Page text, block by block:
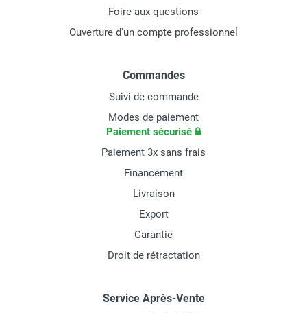
Foire aux questions
Ouverture d'un compte professionnel
Commandes
Suivi de commande
Modes de paiement
Paiement sécurisé
Paiement 3x sans frais
Financement
Livraison
Export
Garantie
Droit de rétractation
Service Après-Vente